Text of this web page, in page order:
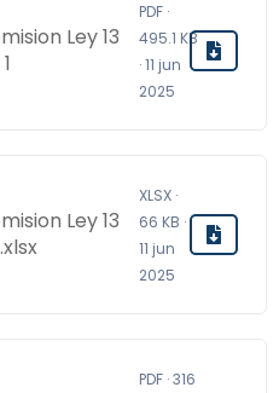
Ley 13
PDF ·
495.1 KB
· 11 jun
2025
Ley 13
XLSX ·
66 KB ·
11 jun
2025
PDF · 316